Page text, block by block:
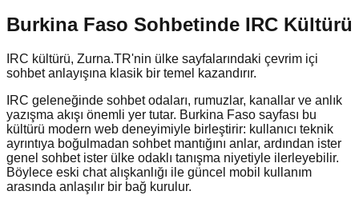
Burkina Faso Sohbetinde IRC Kültürü
IRC kültürü, Zurna.TR'nin ülke sayfalarındaki çevrim içi
sohbet anlayışına klasik bir temel kazandırır.
IRC geleneğinde sohbet odaları, rumuzlar, kanallar ve anlık
yazışma akışı önemli yer tutar. Burkina Faso sayfası bu
kültürü modern web deneyimiyle birleştirir: kullanıcı teknik
ayrıntıya boğulmadan sohbet mantığını anlar, ardından ister
genel sohbet ister ülke odaklı tanışma niyetiyle ilerleyebilir.
Böylece eski chat alışkanlığı ile güncel mobil kullanım
arasında anlaşılır bir bağ kurulur.